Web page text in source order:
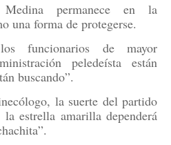
permanece en la
una forma de protegerse.
funcionarios de mayor
peledeísta están
buscando”.
la suerte del partido
estrella amarilla dependerá